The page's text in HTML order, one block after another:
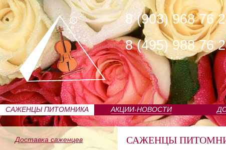
8 (903) 968 76
8 (495) 988 76
САЖЕНЦЫ ПИТОМНИКА АКЦИИ-НОВОСТИ
Доставка саженцев САЖЕНЦЫ